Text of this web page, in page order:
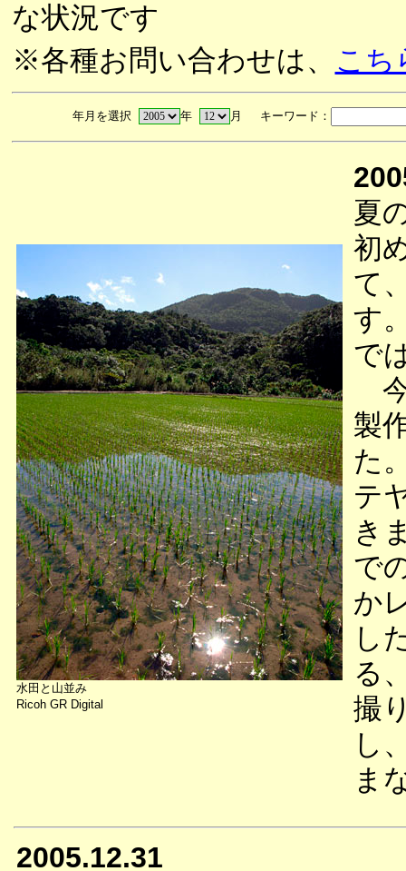
な状況です
※各種お問い合わせは、 こち
年月を選択 年 月 キーワード：
水田と山並み
Ricoh GR Digital
夏
初
て
す
で
今
製
た
テ
き
で
か
し
る
撮
し
ま
2005.12.31